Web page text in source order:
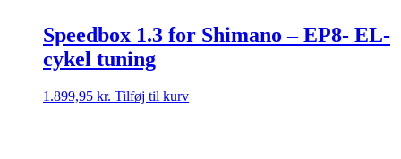
Speedbox 1.3 for Shimano – EP8- EL-
cykel tuning
1.899,95 kr. Tilføj til kurv